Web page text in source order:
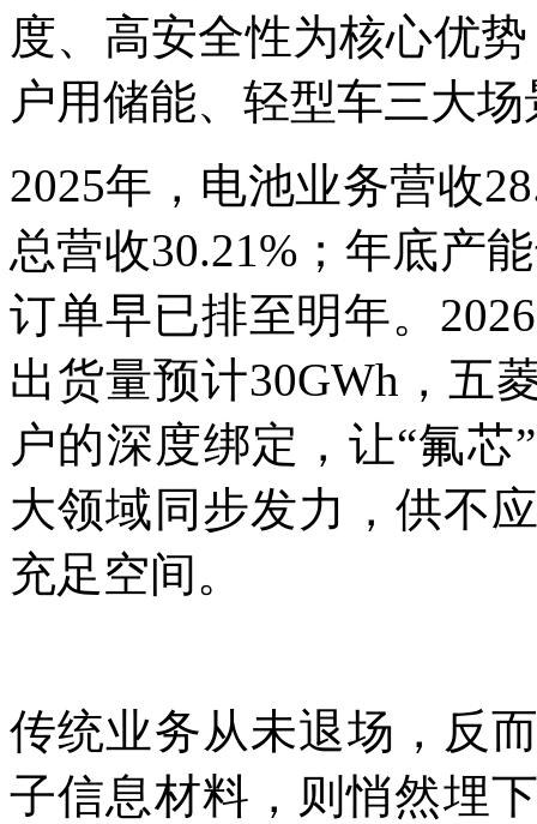
度、高安全性为核心优
户用储能、轻型车三大场
2025年，电池业务营收
总营收30.21%；年底产
订单早已排至明年。
出货量预计30GWh，五
户的深度绑定，让“氟
大领域同步发力，供不
充足空间。
传统业务从未退场，反
子信息材料，则悄然埋